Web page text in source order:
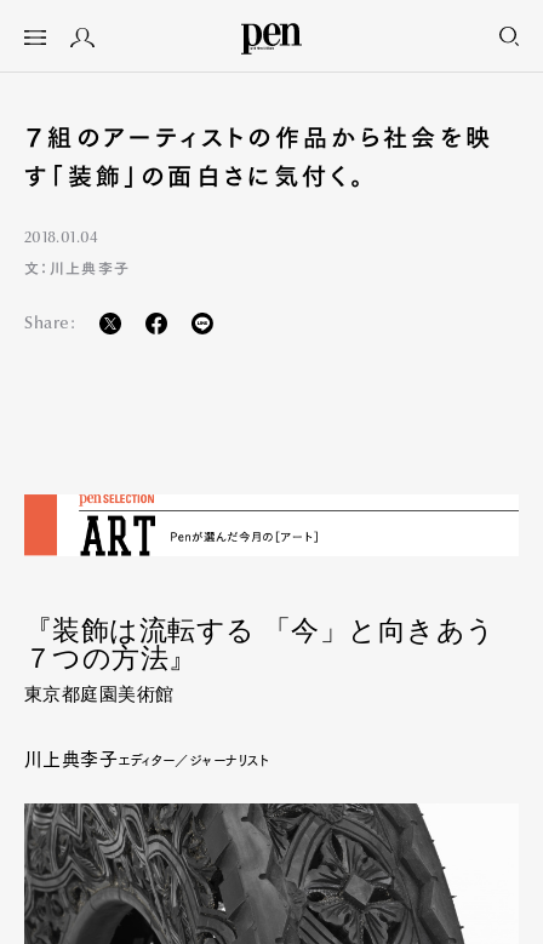
７組のアーティストの作品から社会を映
す「装飾」の面白さに気付く。
2018.01.04
文：川上典李子
Share:
『装飾は流転する 「今」と向きあう
７つの方法』
東京都庭園美術館
川上典李子エディター／ジャーナリスト